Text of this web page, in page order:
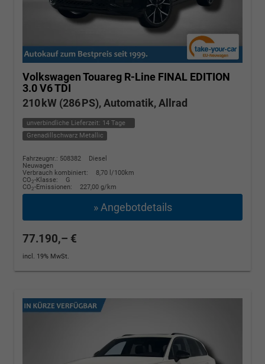
Volkswagen Touareg R-Line FINAL EDITION
3.0 V6 TDI
210 kW (286 PS), Automatik, Allrad
unverbindliche Lieferzeit: 14 Tage
Grenadillschwarz Metallic
Fahrzeugnr.: 508382
Diesel
Neuwagen
Verbrauch kombiniert:
8,70 l/100km
CO2-Klasse:
G
CO2-Emissionen: 227,00 g/km
» Angebotdetails
77.190,– €
incl. 19% MwSt.